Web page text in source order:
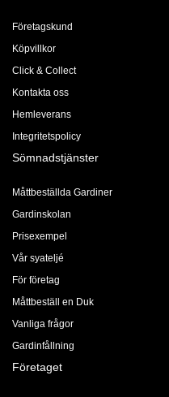
Företagskund
Köpvillkor
Click & Collect
Kontakta oss
Hemleverans
Integritetspolicy
Sömnadstjänster
Måttbeställda Gardiner
Gardinskolan
Prisexempel
Vår syateljé
För företag
Måttbeställ en Duk
Vanliga frågor
Gardinfållning
Företaget